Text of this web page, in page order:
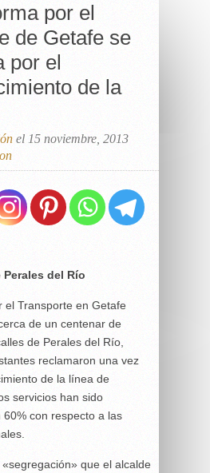
por el
de Getafe se
por el
de la
el 15 noviembre, 2013
del Río
el Transporte en Getafe
de un centenar de
de Perales del Río,
reclamaron una vez
de la línea de
servicios han sido
con respecto a las
que el alcalde